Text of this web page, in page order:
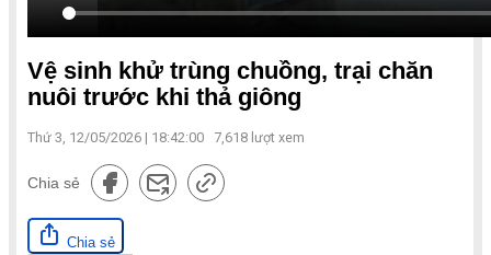
Vệ sinh khử trùng chuồng, trại chăn
nuôi trước khi thả giông
Thứ 3, 12/05/2026 | 18:42:00 7,618 lượt xem
Chia sẻ
Chia sẻ